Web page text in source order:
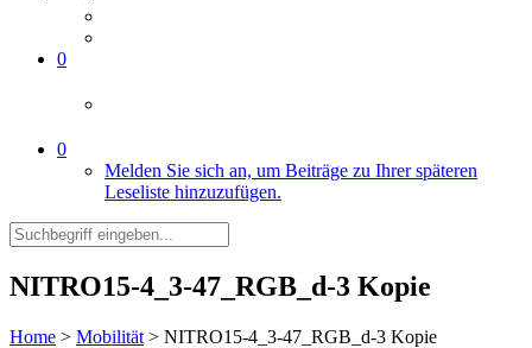
0
0
Melden Sie sich an, um Beiträge zu Ihrer späteren
Leseliste hinzuzufügen.
NITRO15-4_3-47_RGB_d-3 Kopie
Home > Mobilität > NITRO15-4_3-47_RGB_d-3 Kopie